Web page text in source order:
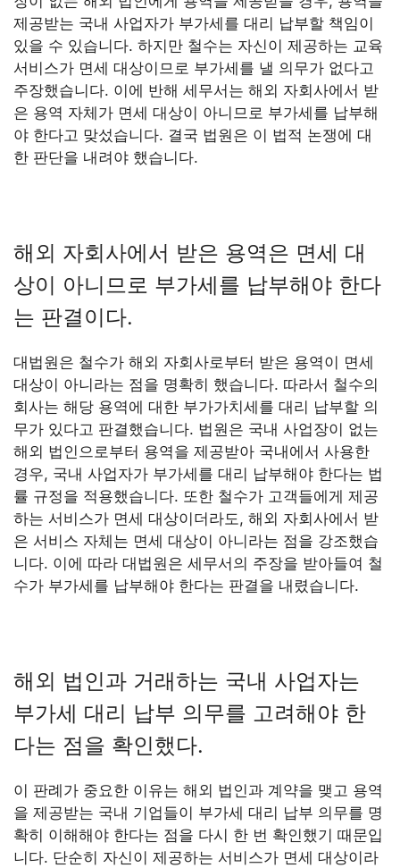
제공받는 국내 사업자가 부가세를 대리 납부할 책임이
있을 수 있습니다. 하지만 철수는 자신이 제공하는 교육
서비스가 면세 대상이므로 부가세를 낼 의무가 없다고
주장했습니다. 이에 반해 세무서는 해외 자회사에서 받
은 용역 자체가 면세 대상이 아니므로 부가세를 납부해
야 한다고 맞섰습니다. 결국 법원은 이 법적 논쟁에 대
한 판단을 내려야 했습니다.
해외 자회사에서 받은 용역은 면세 대
상이 아니므로 부가세를 납부해야 한다
는 판결이다.
대법원은 철수가 해외 자회사로부터 받은 용역이 면세
대상이 아니라는 점을 명확히 했습니다. 따라서 철수의
회사는 해당 용역에 대한 부가가치세를 대리 납부할 의
무가 있다고 판결했습니다. 법원은 국내 사업장이 없는
해외 법인으로부터 용역을 제공받아 국내에서 사용한
경우, 국내 사업자가 부가세를 대리 납부해야 한다는 법
률 규정을 적용했습니다. 또한 철수가 고객들에게 제공
하는 서비스가 면세 대상이더라도, 해외 자회사에서 받
은 서비스 자체는 면세 대상이 아니라는 점을 강조했습
니다. 이에 따라 대법원은 세무서의 주장을 받아들여 철
수가 부가세를 납부해야 한다는 판결을 내렸습니다.
해외 법인과 거래하는 국내 사업자는
부가세 대리 납부 의무를 고려해야 한
다는 점을 확인했다.
이 판례가 중요한 이유는 해외 법인과 계약을 맺고 용역
을 제공받는 국내 기업들이 부가세 대리 납부 의무를 명
확히 이해해야 한다는 점을 다시 한 번 확인했기 때문입
니다. 단순히 자신이 제공하는 서비스가 면세 대상이라